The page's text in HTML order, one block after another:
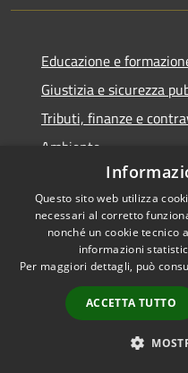
Educazione e
Giustizia e sicurezza
Tributi, finanze e
Ambiente
Salute, benessere e
Autorizzazioni
Notizie
Comunicati
Questo sito web utilizza
necessari al corretto
nonché un cookie tecnico
informazioni
Per maggiori dettagli, può
ACCETTA TUTTO